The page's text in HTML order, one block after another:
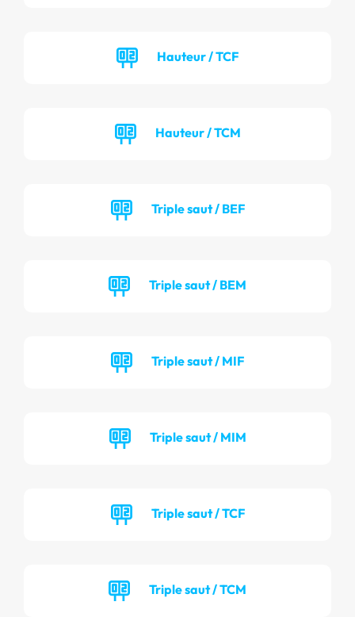
Hauteur / TCF
Hauteur / TCM
Triple saut / BEF
Triple saut / BEM
Triple saut / MIF
Triple saut / MIM
Triple saut / TCF
Triple saut / TCM